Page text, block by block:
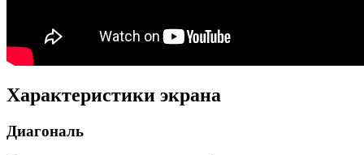
Характеристики экрана
Диагональ